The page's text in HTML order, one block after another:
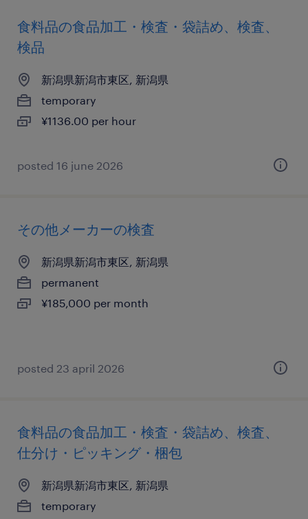
食料品の食品加工・検査・袋詰め、検査、
検品
新潟県新潟市東区, 新潟県
temporary
¥1136.00 per hour
posted 16 june 2026
その他メーカーの検査
新潟県新潟市東区, 新潟県
permanent
¥185,000 per month
posted 23 april 2026
食料品の食品加工・検査・袋詰め、検査、
仕分け・ピッキング・梱包
新潟県新潟市東区, 新潟県
temporary